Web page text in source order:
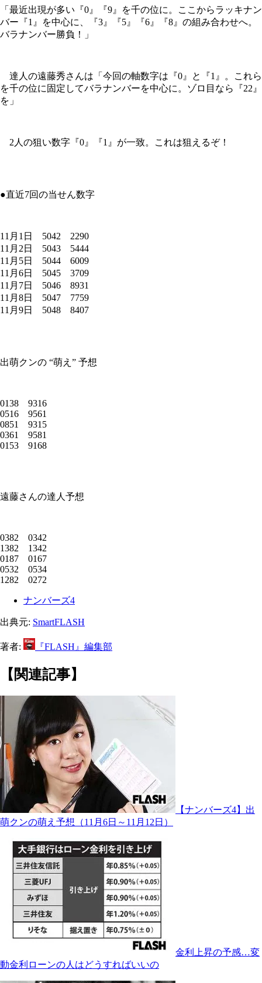
「最近出現が多い『0』『9』を千の位に。ここからラッキナン
バー『1』を中心に、『3』『5』『6』『8』の組み合わせへ。
バラナンバー勝負！」
達人の遠藤秀さんは「今回の軸数字は『0』と『1』。これら
を千の位に固定してバラナンバーを中心に。ゾロ目なら『22』
を」
2人の狙い数字『0』『1』が一致。これは狙えるぞ！
●直近7回の当せん数字
11月1日 5042 2290
11月2日 5043 5444
11月5日 5044 6009
11月6日 5045 3709
11月7日 5046 8931
11月8日 5047 7759
11月9日 5048 8407
出萌クンの “萌え” 予想
0138 9316
0516 9561
0851 9315
0361 9581
0153 9168
遠藤さんの達人予想
0382 0342
1382 1342
0187 0167
0532 0534
1282 0272
ナンバーズ4
出典元: SmartFLASH
著者: 『FLASH』編集部
【関連記事】
【ナンバーズ4】出
萌クンの萌え予想（11月6日～11月12日）
金利上昇の予感…変
動金利ローンの人はどうすればいいの